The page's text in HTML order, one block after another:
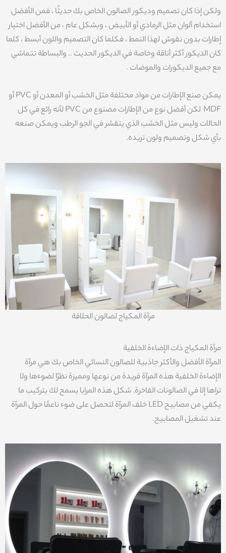
ولكن إذا كان تصميم وديكور الصالون الخاص بك حديثًا ، فمن الأفضل
استخدام ألوان مثل الرمادي أو الأبيض ، وبشكل عام ، من الأفضل اختيار
إطارات بدون نقوش لهذا النمط ، فكلما كان التصميم واللون أبسط ، كلما
كان الديكور أكثر أناقة وخاصة في الديكور الحديث .. والبساطة تتماشي
مع جميع الديكورات والموضات .
يمكن صنع الإطارات من مواد مختلفة مثل الخشب أو المعدن أو PVC أو
MDF لكن أفضل نوع من الإطارات مصنوع من PVC لأنه رائع في كل
الحالات وليس مثل الخشب الذي يتقشر في الجو الرطب ويمكن صنعه
بأي شكل وتصميم ولون تريده.
مرآة المكياج لصالون الحلاقة
مرأة المکیاج ذات الإضاءة الخلفیة
المرآة الأفضل والأكثر جاذبية للصالون النسائي الخاص بك هي مرآة
الإضاءة الخلفية هذه المرآة فريدة من نوعها ومميزة نظرًا لضوءها ولا
تراها إلا في الصالونات الفاخرة. شكل هذه المرايا يسمح لك بتركيب ما
يكفي من مصابيح LED خلف المرآة لتحصل على ضوء ناعمًا حول المرآة
عند تشغيل المصابيح.